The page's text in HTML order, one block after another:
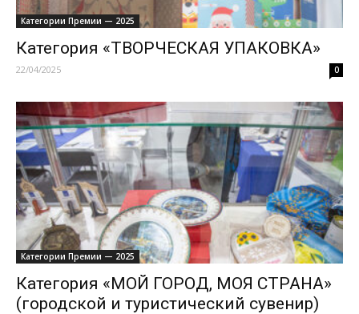
Категории Премии — 2025
Категория «ТВОРЧЕСКАЯ УПАКОВКА»
22/04/2025 0
Категории Премии — 2025
Категория «МОЙ ГОРОД, МОЯ СТРАНА»
(городской и туристический сувенир)